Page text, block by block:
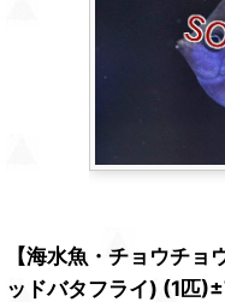
【海水魚・チョウチ
ッドバタフライ) (1匹